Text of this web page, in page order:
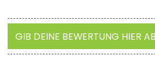
GIB DEINE BEWERTUNG HIER